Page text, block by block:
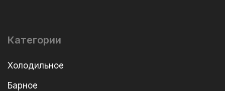
Категории
Холодильное
Барное